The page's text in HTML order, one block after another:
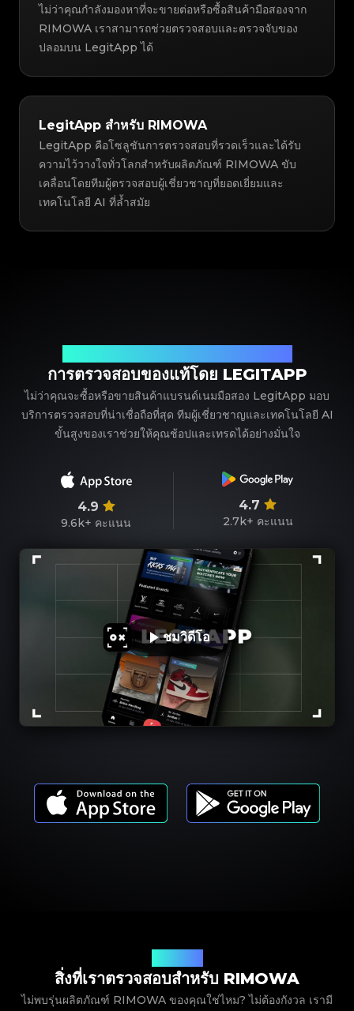
ไม่ว่าคุณกำลังมองหาที่จะขายต่อหรือซื้อสินค้ามือสองจาก
RIMOWA เราสามารถช่วยตรวจสอบและตรวจจับของ
ปลอมบน LegitApp ได้
LegitApp สำหรับ RIMOWA
LegitApp คือโซลูชันการตรวจสอบที่รวดเร็วและได้รับ
ความไว้วางใจทั่วโลกสำหรับผลิตภัณฑ์ RIMOWA ขับ
เคลื่อนโดยทีมผู้ตรวจสอบผู้เชี่ยวชาญที่ยอดเยี่ยมและ
เทคโนโลยี AI ที่ล้ำสมัย
การตรวจสอบของแท้โดย LEGITAPP
ไม่ว่าคุณจะซื้อหรือขายสินค้าแบรนด์เนมมือสอง LegitApp มอบ
บริการตรวจสอบที่น่าเชื่อถือที่สุด ทีมผู้เชี่ยวชาญและเทคโนโลยี AI
ขั้นสูงของเราช่วยให้คุณช้อปและเทรดได้อย่างมั่นใจ
4.9
9.6k+ คะแนน
4.7
2.7k+ คะแนน
ชมวิดีโอ
สิ่งที่เราตรวจสอบสำหรับ RIMOWA
ไม่พบรุ่นผลิตภัณฑ์ RIMOWA ของคุณใช่ไหม? ไม่ต้องกังวล เรามี